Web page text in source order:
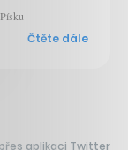
Čtěte dále
aplikaci Twitter